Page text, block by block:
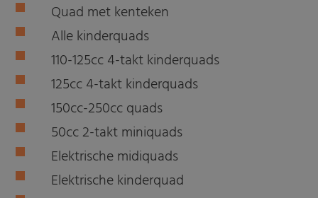
Quad met kenteken
Alle kinderquads
110-125cc 4-takt kinderquads
125cc 4-takt kinderquads
150cc-250cc quads
50cc 2-takt miniquads
Elektrische midiquads
Elektrische kinderquad